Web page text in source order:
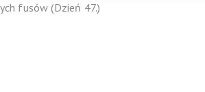
fusów (Dzień 47.)